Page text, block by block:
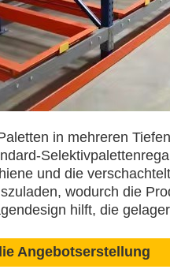
in mehreren
und die
wodurch die
hilft, die
Angebotserstellung